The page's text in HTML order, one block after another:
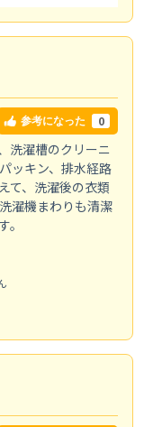
参考になった 0
洗濯槽のクリーニ
ッキン、排水経路
て、洗濯後の衣類
濯機まわりも清潔